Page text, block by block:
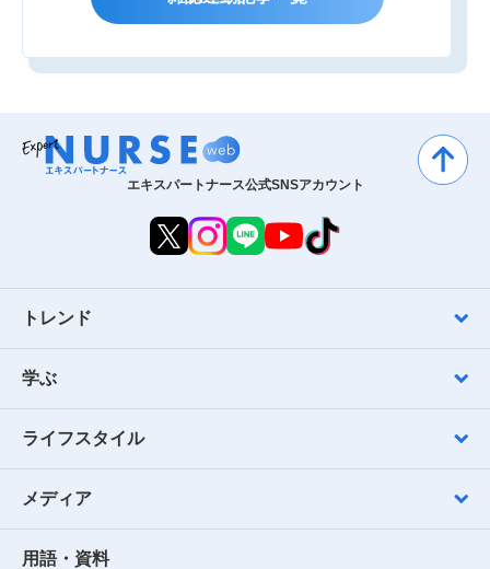
エキスパートナース公式SNSアカウント
トレンド
学ぶ
ライフスタイル
メディア
用語・資料